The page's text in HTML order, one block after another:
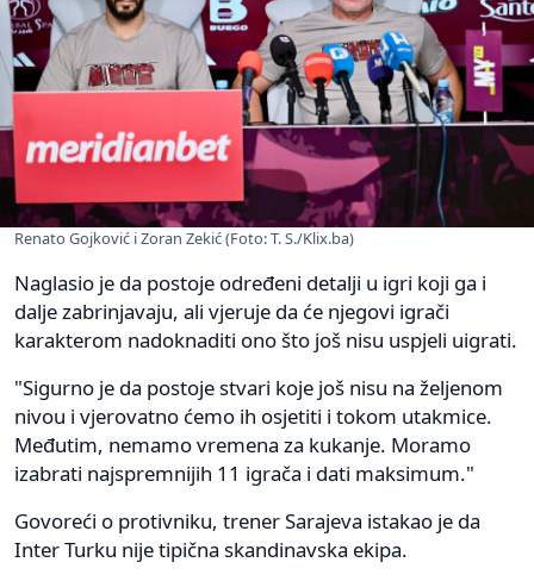
Renato Gojković i Zoran Zekić (Foto: T. S./Klix.ba)
Naglasio je da postoje određeni detalji u igri koji ga i
dalje zabrinjavaju, ali vjeruje da će njegovi igrači
karakterom nadoknaditi ono što još nisu uspjeli uigrati.
"Sigurno je da postoje stvari koje još nisu na željenom
nivou i vjerovatno ćemo ih osjetiti i tokom utakmice.
Međutim, nemamo vremena za kukanje. Moramo
izabrati najspremnijih 11 igrača i dati maksimum."
Govoreći o protivniku, trener Sarajeva istakao je da
Inter Turku nije tipična skandinavska ekipa.